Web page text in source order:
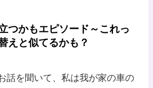
つかもエピソード～これっ
えと似てるかも？
話を聞いて、私は我が家の車の